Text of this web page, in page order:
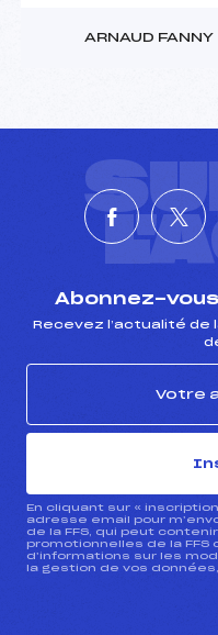
ARNAUD FANNY
Abonnez-
Recevez l’actualité de
En cliquant sur «
adresse email pour
de la FFS, qui peut
promotionnelles de la FFS
d’informations sur les
la gestion de vos